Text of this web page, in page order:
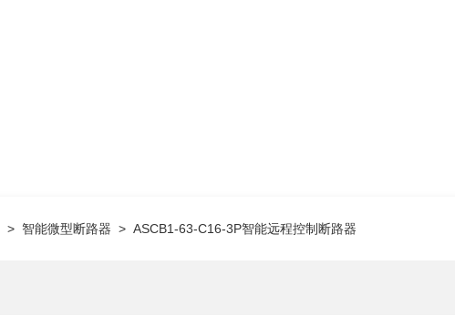
> 智能微型断路器 > ASCB1-63-C16-3P智能远程控制断路器